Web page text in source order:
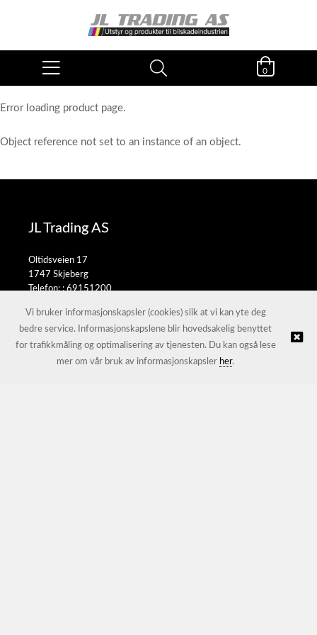
0
Error loading product page.
Object reference not set to an instance of an object.
JL Trading AS
Oltidsveien 17
1747 Skjeberg
Telefon: :69151200
© JL Trading AS |Nettbutikk levert av Kréatif
Vi bruker informasjonskapsler (cookies) slik at vi kan yte deg
bedre service. Informasjonskapslene blir hovedsakelig benyttet
for trafikkmåling og optimalisering av tjenesten. Du kan også lese
mer om vår bruk av informasjonskapsler her.